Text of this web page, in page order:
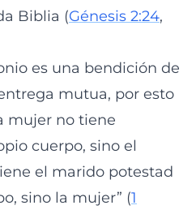
Biblia (Génesis 2:24,
es una bendición de
mutua, por esto
mujer no tiene
cuerpo, sino el
el marido potestad
sino la mujer” (1